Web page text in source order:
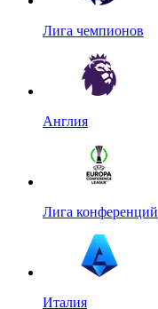
Лига чемпионов
Англия
Лига конференций
Италия